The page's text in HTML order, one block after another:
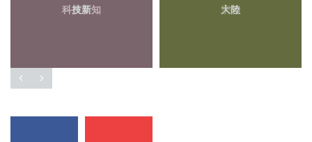
科技新知 大陸